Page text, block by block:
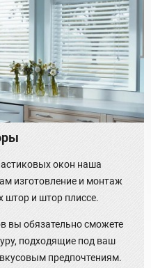
окон наша
изготовление и монтаж
и штор плиссе.
вы обязательно сможете
подходящие под ваш
предпочтениям.